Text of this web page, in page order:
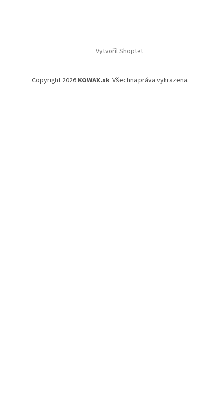
Vytvořil Shoptet
Copyright 2026 KOWAX.sk. Všechna práva vyhrazena.